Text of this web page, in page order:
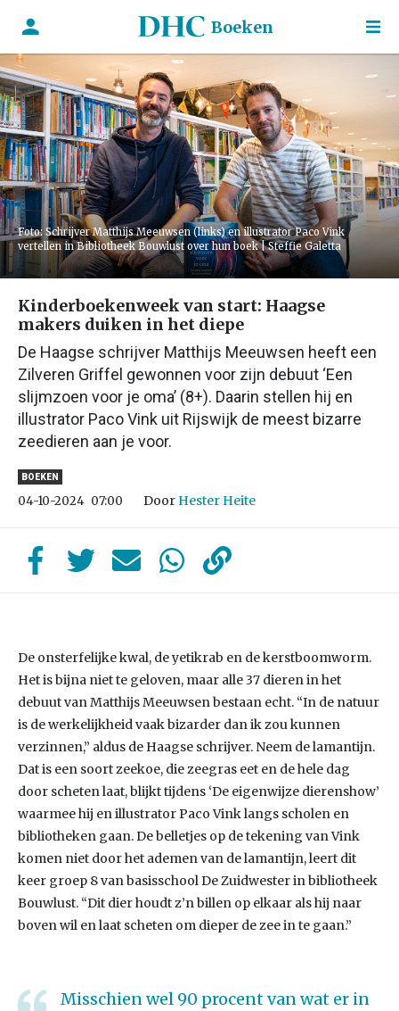
Boeken
Foto: Schrijver Matthijs Meeuwsen (links) en illustrator Paco Vink
vertellen in Bibliotheek Bouwlust over hun boek | Steffie Galetta
Kinderboekenweek van start: Haagse
makers duiken in het diepe
De Haagse schrijver Matthijs Meeuwsen heeft een
Zilveren Griffel gewonnen voor zijn debuut ‘Een
slijmzoen voor je oma’ (8+). Daarin stellen hij en
illustrator Paco Vink uit Rijswijk de meest bizarre
zeedieren aan je voor.
BOEKEN
04-10-2024 07:00 Door Hester Heite
De onsterfelijke kwal, de yetikrab en de kerstboomworm.
Het is bijna niet te geloven, maar alle 37 dieren in het
debuut van Matthijs Meeuwsen bestaan echt. “In de natuur
is de werkelijkheid vaak bizarder dan ik zou kunnen
verzinnen,” aldus de Haagse schrijver. Neem de lamantijn.
Dat is een soort zeekoe, die zeegras eet en de hele dag
door scheten laat, blijkt tijdens ‘De eigenwijze dierenshow’
waarmee hij en illustrator Paco Vink langs scholen en
bibliotheken gaan. De belletjes op de tekening van Vink
komen niet door het ademen van de lamantijn, leert dit
keer groep 8 van basisschool De Zuidwester in bibliotheek
Bouwlust. “Dit dier houdt z’n billen op elkaar als hij naar
boven wil en laat scheten om dieper de zee in te gaan.”
Misschien wel 90 procent van wat er in